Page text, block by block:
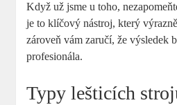
Když už jsme u toho,
je to klíčový nástroj, který
zároveň vám zaručí, že výsledek
profesionála.
Typy lešticích